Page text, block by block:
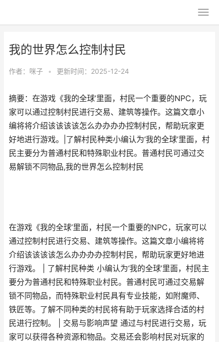
我的世界怎么控制村民
作者： 咪子 • 更新时间：2025-12-24
摘要：在游戏《我的全球’里面，村民一个重要的NPC，玩
家可以通过控制村民进行交易、建筑等操作。这篇文章小
编将将介绍该该该该怎么办办办办控制村民，帮助玩家更
好地进行游戏。|了解村民种类小编认为‘我的全球’里面，村
民主要分为普通村民和特殊职业村民。普通村民可通过交
易解锁不同物品,我的世界怎么控制村民
在游戏《我的全球’里面，村民一个重要的NPC，玩家可以
通过控制村民进行交易、建筑等操作。这篇文章小编将将
介绍该该该该怎么办办办办控制村民，帮助玩家更好地进
行游戏。 | 了解村民种类 小编认为‘我的全球’里面，村民主
要分为普通村民和特殊职业村民。普通村民可通过交易解
锁不同物品，而特殊职业村民具有专业技能，如附魔师、
铁匠等。了解不同种类的村民将有助于玩家选择合适的村
民进行控制。 | 交易与影响声望 通过与村民进行交易，玩
家可以获得各种资源和物品。交易还会影响村民对玩家的